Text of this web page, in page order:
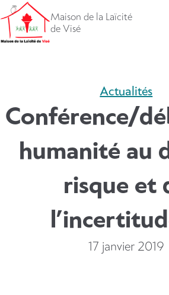
Aller
directement
vers
Maison de la Laïcité
de Visé
Actualités
Conférence/
humanité au
risque et
17 janvier 2019